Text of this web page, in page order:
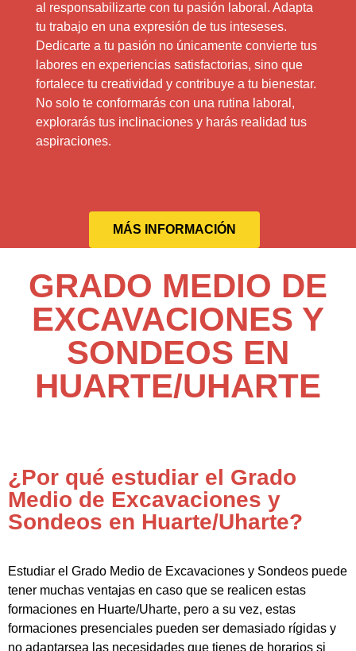
al responsabilizarte con tu pasión laboral. Adapta
tu trabajo en una expresión de tus inteseses.
Dedicarte a tu pasión no únicamente convierte tus
labores en experiencias satisfactorias, sino que
fortalece tu creatividad y contribuye a tu bienestar.
No solo te conformarás con una rutina laboral,
explorarás tus inclinaciones y harás realidad tus
aspiraciones.
MÁS INFORMACIÓN
GRADO MEDIO DE
EXCAVACIONES Y
SONDEOS EN
HUARTE/UHARTE
¿Por qué estudiar el Grado
Medio de Excavaciones y
Sondeos en Huarte/Uharte?
Estudiar el Grado Medio de Excavaciones y Sondeos puede
tener muchas ventajas en caso que se realicen estas
formaciones en Huarte/Uharte, pero a su vez, estas
formaciones presenciales pueden ser demasiado rígidas y
no adaptarsea las necesidades que tienes de horarios si